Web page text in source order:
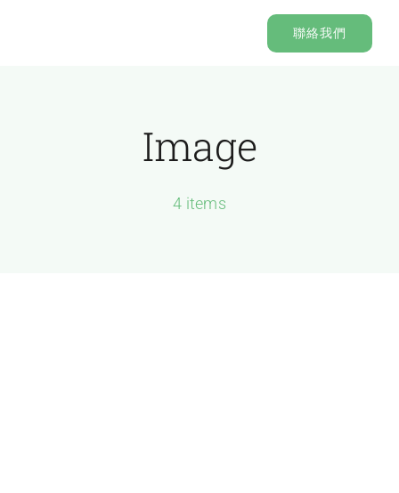
聯絡我們
Image
4 items